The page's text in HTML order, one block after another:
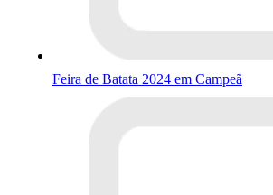
Feira de Batata 2024 em Campeã